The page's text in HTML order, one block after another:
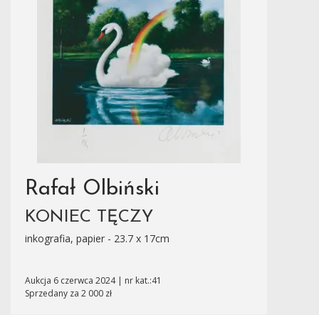
Rafał Olbiński
KONIEC TĘCZY
inkografia, papier - 23.7 x 17cm
Aukcja 6 czerwca 2024 | nr kat.:41
Sprzedany za 2 000 zł